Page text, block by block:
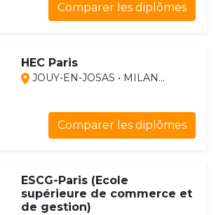
Comparer les diplômes
HEC Paris
JOUY-EN-JOSAS • MILAN...
Comparer les diplômes
ESCG-Paris (Ecole
supérieure de commerce et
de gestion)